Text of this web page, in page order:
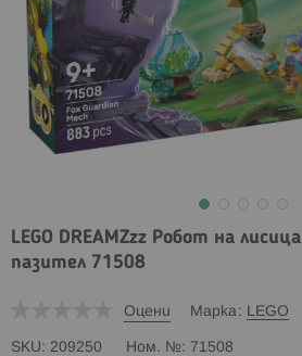
LEGO DREAMZzz Робот на лисица
пазител 71508
Оцени Марка LEGO
SKU 209250 Ном. № 71508